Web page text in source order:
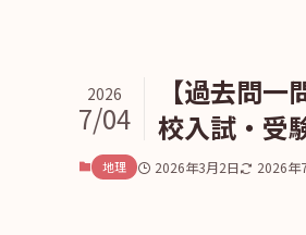
【過去問
校入試・受
2026
7/04
地理 2026年3月2日 2026年